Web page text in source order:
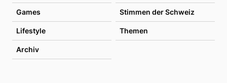
Games Stimmen der Schweiz
Lifestyle Themen
Archiv